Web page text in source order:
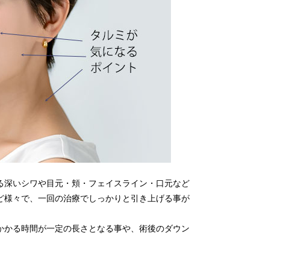
いシワや目元・頬・フェイスライン・口元など
々で、一回の治療でしっかりと引き上げる事が
る時間が一定の長さとなる事や、術後のダウン